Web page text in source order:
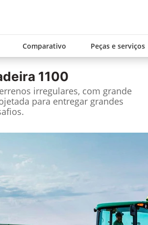
Comparativo Peças e serviços
1100
irregulares, com grande
para entregar grandes